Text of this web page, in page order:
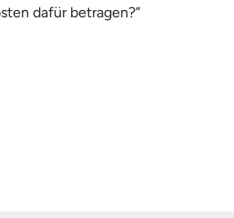
dafür betragen?”